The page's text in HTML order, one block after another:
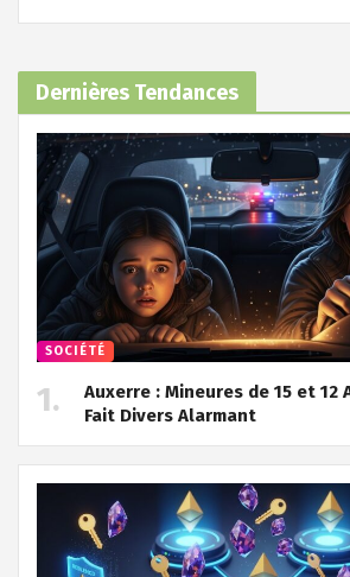
Dernières Tendances
SOCIÉTÉ
Auxerre : Mineures de 15 et 12
Fait Divers Alarmant